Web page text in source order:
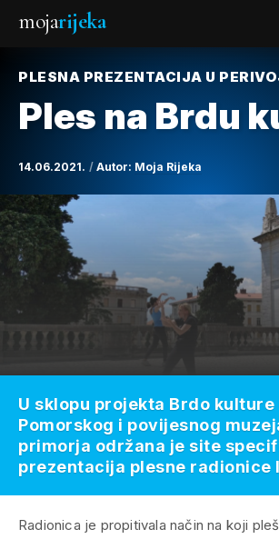
mojarijeka
PLESNA PREZENTACIJA U
Ples na Brdu
14.06.2021. Autor: Moja Rijeka
Radionica je propitivala način na koji
U sklopu projekta Brdo
Pomorskog i povijesnog
primorja održana je site
prezentacija plesne radionice